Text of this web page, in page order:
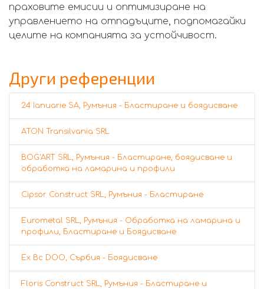
праховите емисии и оптимизиране на
управлението на отпадъците, подпомагайки
целите на компанията за устойчивост.
Други референции
24 Ianuarie SA, Румъния - Бластиране и боядисване
ATON Transilvania SRL
BOG'ART SRL, Румъния - Бластиране, боядисване и
обработка на ламарина и профили
Cipsor Construct SRL, Румъния - Бластиране
Eurometal SRL, Румъния - Обработка на ламарина и
профили, Бластиране и Боядисване
Ex Bc DOO, Сърбия - Боядисване
Floris Construct SRL, Румъния - Бластиране и